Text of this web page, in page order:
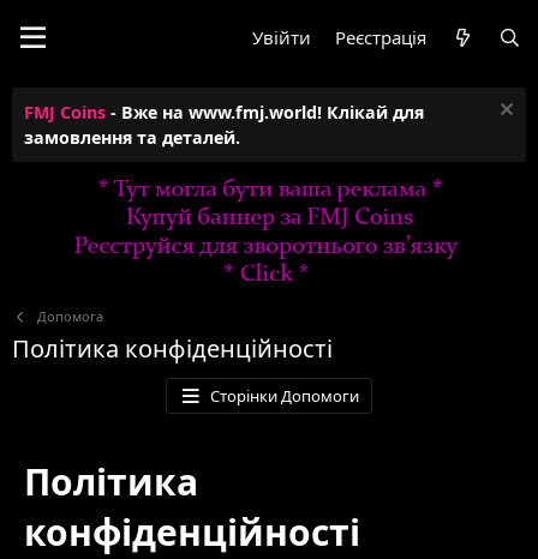
Увійти Реєстрація
FMJ Coins - Вже на www.fmj.world! Клікай для
замовлення та деталей.
Дoпoмoга
Політика конфіденційності
Сторінки Допомоги
Політика
конфіденційності